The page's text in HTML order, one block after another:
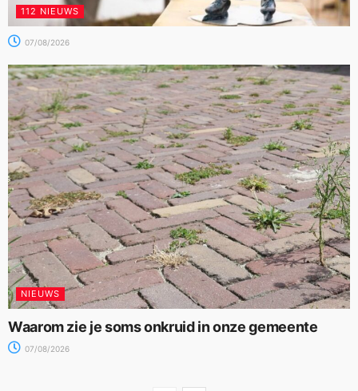
112 NIEUWS
07/08/2026
NIEUWS
Waarom zie je soms onkruid in onze gemeente
07/08/2026